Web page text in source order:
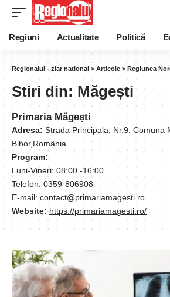
Regiuni Actualitate Politică
Regionalul - ziar national > Articole > Regiunea
Stiri din:Măgești
Primaria Măgești
Adresa: Strada Principala, Nr.9, Comuna
Bihor,România
Program:
Luni-Vineri: 08:00 -16:00
Telefon: 0359-806908
E-mail: contact@primariamagesti.ro
Website: https://primariamagesti.ro/